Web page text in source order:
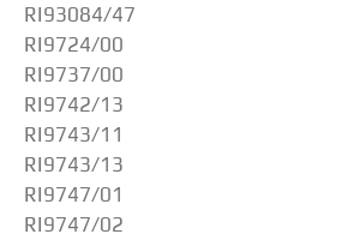
RI93084/47
RI9724/00
RI9737/00
RI9742/13
RI9743/11
RI9743/13
RI9747/01
RI9747/02